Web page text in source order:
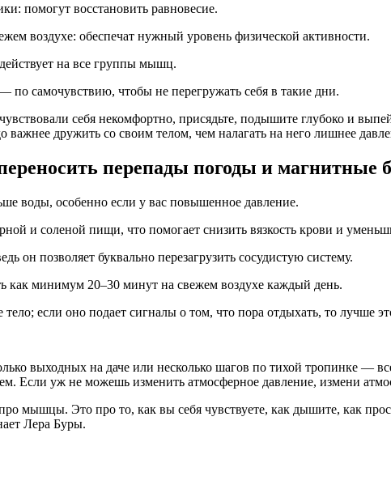
помогут восстановить равновесие.
воздухе: обеспечат нужный уровень физической активности.
на все группы мышц.
по самочувствию, чтобы не перегружать себя в такие дни.
себя некомфортно, присядьте, подышите глубоко и
важнее дружить со своим телом, чем налагать на него лишнее
перепады погоды и магнитные
воды, особенно если у вас повышенное давление.
и соленой пищи, что помогает снизить вязкость крови и
он позволяет буквально перезагрузить сосудистую систему.
как минимум 20–30 минут на свежем воздухе каждый день.
если оно подает сигналы о том, что пора отдыхать, то лучше
выходных на даче или несколько шагов по тихой тропинке —
Если уж не можешь изменить атмосферное давление, измени
мышцы. Это про то, как вы себя чувствуете, как дышите, как
Лера Буры.